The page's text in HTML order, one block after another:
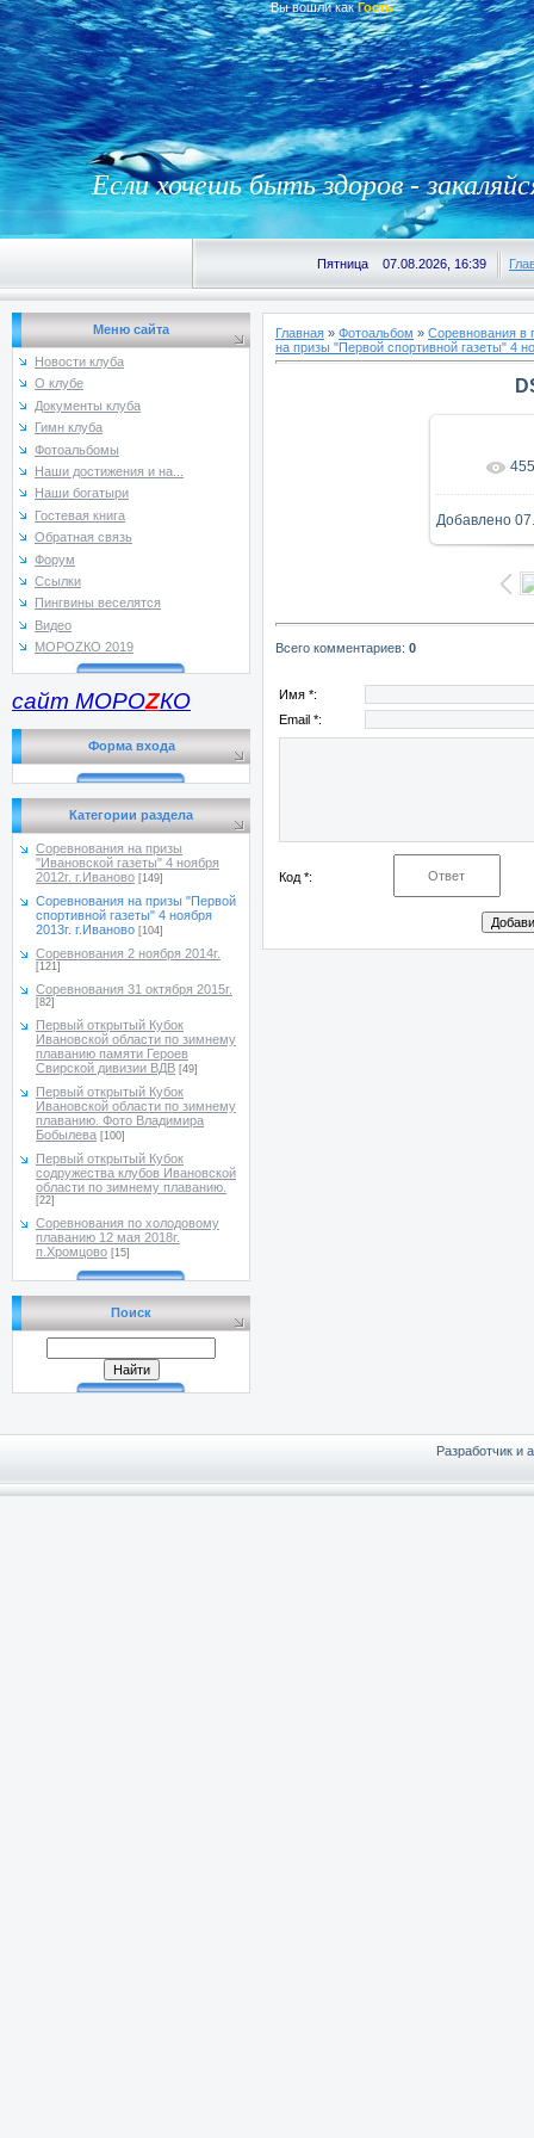
Вы вошли как Гость
Если хочешь быть здоров -
Пятница 07.08.2026, 16:39
Меню сайта
Новости клуба
О клубе
Документы клуба
Гимн клуба
Фотоальбомы
Наши достижения и на...
Наши богатыри
Гостевая книга
Обратная связь
Форум
Ссылки
Пингвины веселятся
Видео
МОРОZКО 2019
сайт МОРОZКО
Форма входа
Категории раздела
Соревнования на призы
"Ивановской газеты" 4 ноября
2012г. г.Иваново [149]
Соревнования на призы "Первой
спортивной газеты" 4 ноября
2013г. г.Иваново [104]
Соревнования 2 ноября 2014г.
[121]
Соревнования 31 октября 2015г.
[82]
Первый открытый Кубок
Ивановской области по зимнему
плаванию памяти Героев
Свирской дивизии ВДВ [49]
Первый открытый Кубок
Ивановской области по зимнему
плаванию. Фото Владимира
Бобылева [100]
Первый открытый Кубок
содружества клубов Ивановской
области по зимнему плаванию.
[22]
Соревнования по холодовому
плаванию 12 мая 2018г.
п.Хромцово [15]
Поиск
Главная » Фотоальбом » Соревнования в
на призы "Первой спортивной газеты" 4
В 455
Добавлено
Всего комментариев: 0
Имя *:
Email *:
Код *:
Разработчик и